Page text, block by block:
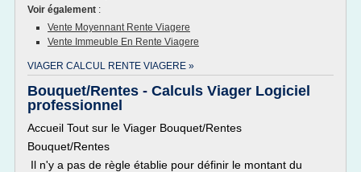
Voir également :
Vente Moyennant Rente Viagere
Vente Immeuble En Rente Viagere
VIAGER CALCUL RENTE VIAGERE »
Bouquet/Rentes - Calculs Viager Logiciel
professionnel
Accueil Tout sur le Viager Bouquet/Rentes
Bouquet/Rentes
Il n'y a pas de règle établie pour définir le montant du